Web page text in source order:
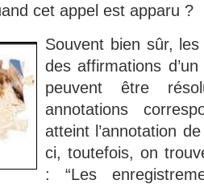
cet appel est apparu ?
Souvent bien sûr,
des affirmations
peuvent être
annotations
atteint l’annotation
ci, toutefois, on
: “Les